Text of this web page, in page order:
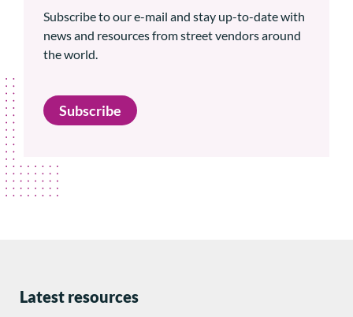
Subscribe to our e-mail and stay up-to-date with
news and resources from street vendors around
the world.
Subscribe
Latest resources